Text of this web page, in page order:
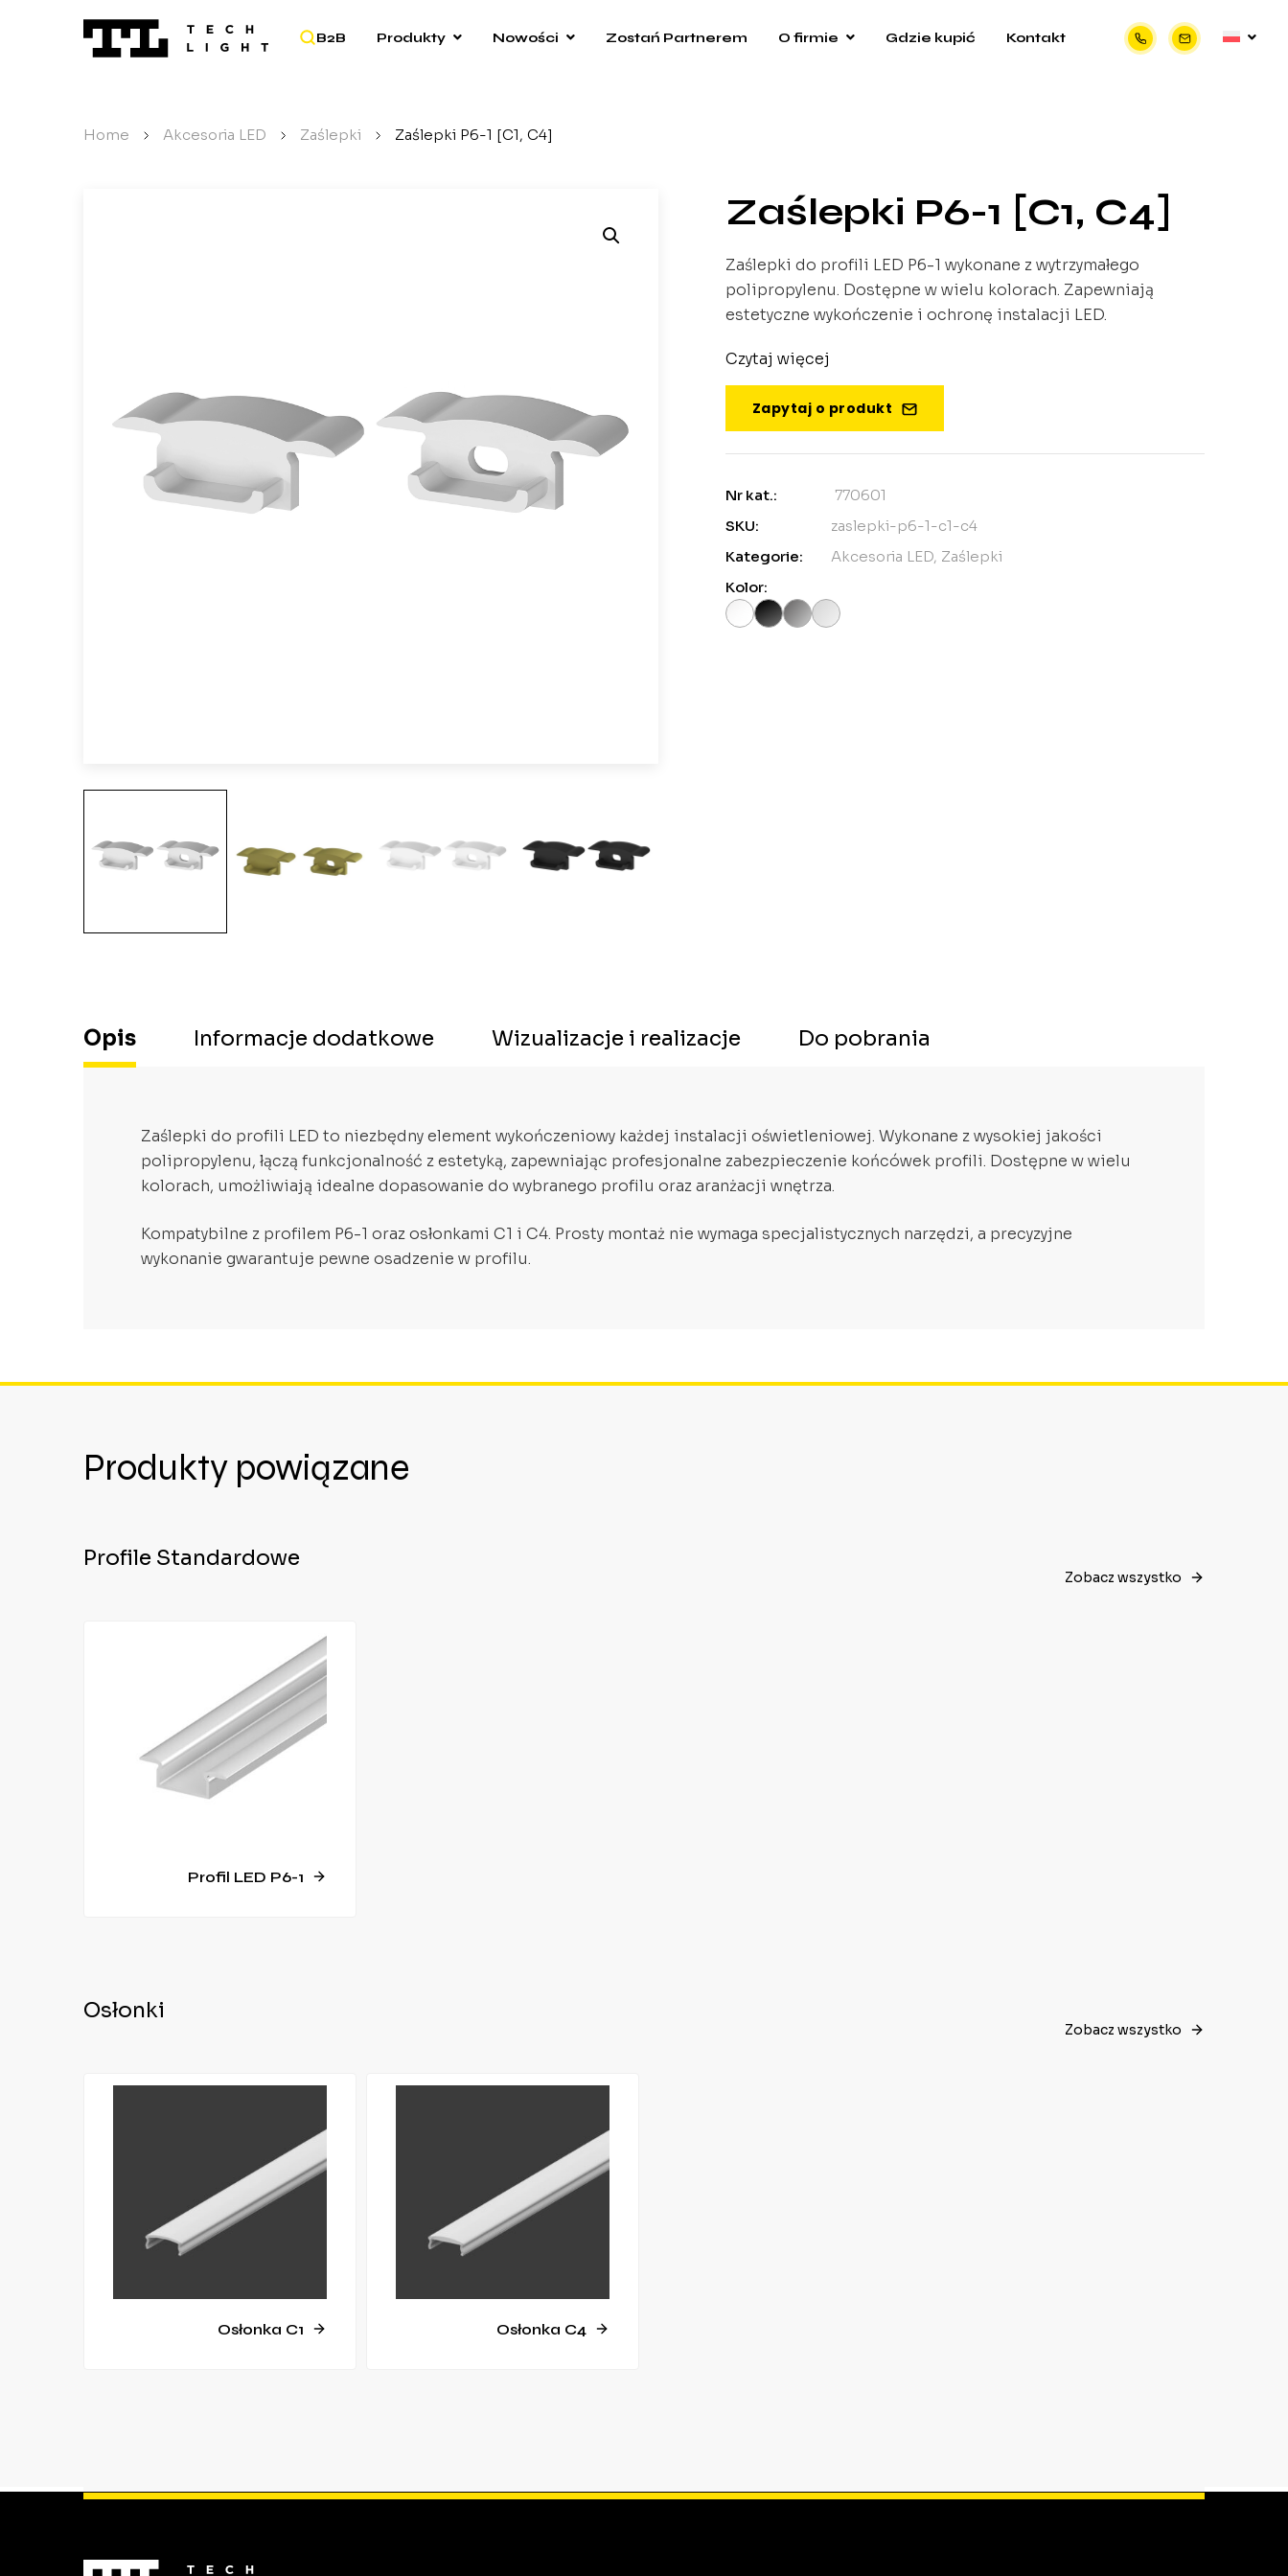
B2B Produkty Nowości Zostań Partnerem O firmie Gdzie kupić Kontakt
Home / Akcesoria LED / Zaślepki / Zaślepki P6-1 [C1, C4]
Zaślepki P6-1 [C1, C4]
Zaślepki do profili LED P6-1 wykonane z wytrzymałego
polipropylenu. Dostępne w wielu kolorach. Zapewniają
estetyczne wykończenie i ochronę instalacji LED.
Czytaj więcej
Zapytaj o produkt
Nr kat.:
770601
SKU:
zaslepki-p6-1-c1-c4
Kategorie:
Akcesoria LED, Zaślepki
Kolor:
Opis Informacje dodatkowe Wizualizacje i realizacje Do pobrania
Zaślepki do profili LED to niezbędny element wykończeniowy każdej instalacji oświetleniowej. Wykonane z wysokiej jakości
polipropylenu, łączą funkcjonalność z estetyką, zapewniając profesjonalne zabezpieczenie końcówek profili. Dostępne w wielu
kolorach, umożliwiają idealne dopasowanie do wybranego profilu oraz aranżacji wnętrza.
Kompatybilne z profilem P6-1 oraz osłonkami C1 i C4. Prosty montaż nie wymaga specjalistycznych narzędzi, a precyzyjne
wykonanie gwarantuje pewne osadzenie w profilu.
Produkty powiązane
Profile Standardowe
Zobacz wszystko
Profil LED P6-1
Osłonki
Zobacz wszystko
Osłonka C1 Osłonka C4